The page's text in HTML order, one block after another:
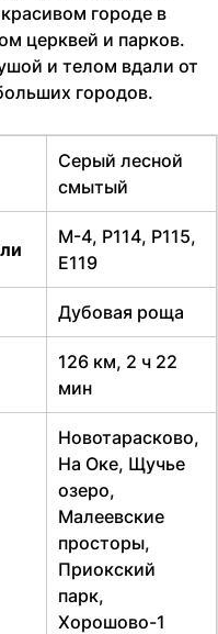
городе в
церквей и парков.
и телом вдали от
городов.
Серый лесной
смытый
М-4, Р114, Р115,
Е119
Дубовая роща
126 км, 2 ч 22
мин
Новотарасково,
На Оке, Щучье
озеро,
Малеевские
просторы,
Приокский
парк,
Хорошово-1